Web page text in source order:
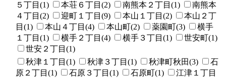
５丁目(1)
本荘６丁目(2) 南熊本２丁目(1)
南熊本
４丁目(2)
迎町１丁目(9) 本山１丁目(2)
本山２丁
目(1)
本山４丁目(4) 本山町(2) 薬園町(3)
横手
１丁目(1)
横手２丁目(4) 横手３丁目(1)
世安町(1)
世安２丁目(1)
秋津１丁目(1) 秋津３丁目(1) 秋津町秋田(3)
石
原２丁目(1)
石原３丁目(1) 石原町(1)
江津１丁目